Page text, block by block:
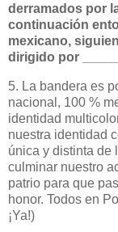
derramados por
continuación
mexicano,
dirigido por
5. La bandera es
nacional, 100 %
identidad
nuestra identidad
única y distinta de
culminar nuestro
patrio para que
honor. Todos en
¡Ya!)